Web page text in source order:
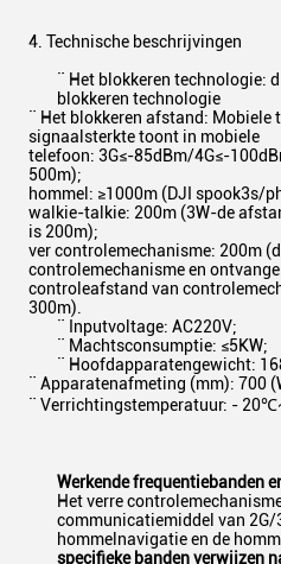
4. Technische beschrijvingen
¨ Het blokkeren technologie:
blokkeren technologie
¨ Het blokkeren afstand: Mobiele
signaalsterkte toont in mobiele
telefoon: 3G≤-85dBm/4G≤-
500m);
hommel: ≥1000m (DJI spook3s/
walkie-talkie: 200m (3W-de
is 200m);
ver controlemechanisme: 200m
controlemechanisme en
controleafstand van
300m).
¨ Inputvoltage: AC220V;
¨ Machtsconsumptie: ≤5KW;
¨ Hoofdapparatengewicht:
¨ Apparatenafmeting (mm): 700
¨ Verrichtingstemperatuur: -
Werkende frequentiebanden
Het verre
communicatiemiddel van 2G/
hommelnavigatie en de
specifieke banden verwijzen